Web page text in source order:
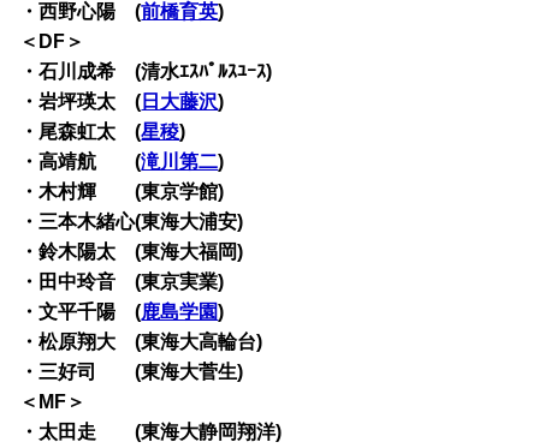
・西野心陽 (前橋育英)
＜DF＞
・石川成希 (清水ｴｽﾊﾟﾙｽﾕｰｽ)
・岩坪瑛太 ( 日大藤沢)
・尾森虹太 (星稜)
・高靖航 (滝川第二)
・木村輝 (東京学館)
・三本木緒心(東海大浦安)
・鈴木陽太 (東海大福岡)
・田中玲音 (東京実業)
・文平千陽 (鹿島学園)
・松原翔大 (東海大高輪台)
・三好司 (東海大菅生)
＜MF＞
・太田走 (東海大静岡翔洋)